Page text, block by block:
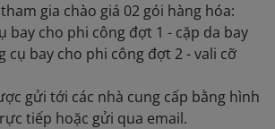
gia chào giá 02 gói hàng hóa:
bay cho phi công đợt 1 - cặp da bay
cụ bay cho phi công đợt 2 - vali cỡ
gửi tới các nhà cung cấp bằng hình
tiếp hoặc gửi qua email.